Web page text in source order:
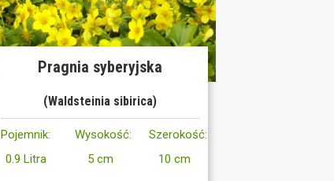
Pragnia syberyjska
(Waldsteinia sibirica)
Pojemnik:
0.9 Litra
Wysokość:
5 cm
Szerokość:
10 cm